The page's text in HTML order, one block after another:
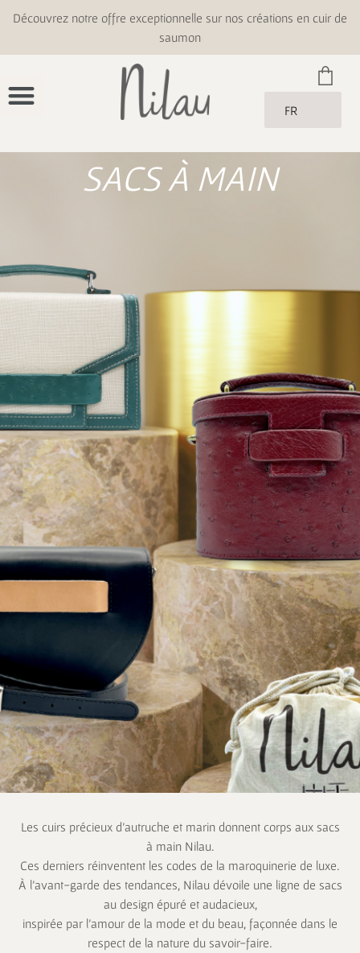
Découvrez notre offre exceptionnelle sur nos créations en cuir de
saumon
FR
SACS À MAIN
Les cuirs précieux d’autruche et marin donnent corps aux sacs
à main Nilau.
Ces derniers réinventent les codes de la maroquinerie de luxe.
À l’avant-garde des tendances, Nilau dévoile une ligne de sacs
au design épuré et audacieux,
inspirée par l’amour de la mode et du beau, façonnée dans le
respect de la nature du savoir-faire.